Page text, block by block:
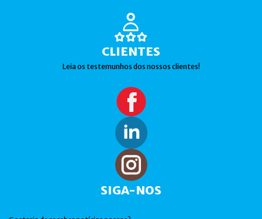
CLIENTES
Leia os testemunhos dos nossos clientes!
SIGA-NOS